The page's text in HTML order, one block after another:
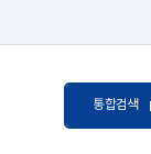
통합검색
합
색